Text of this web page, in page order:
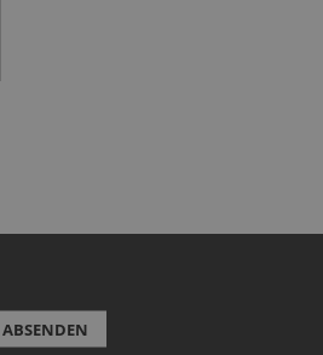
ABSENDEN